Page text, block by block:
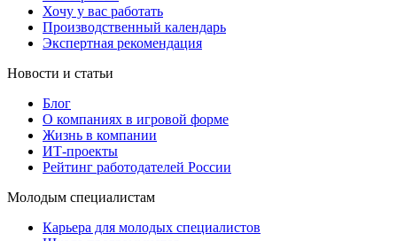
Хочу у вас работать
Производственный календарь
Экспертная рекомендация
Новости и статьи
Блог
О компаниях в игровой форме
Жизнь в компании
ИТ-проекты
Рейтинг работодателей России
Молодым специалистам
Карьера для молодых специалистов